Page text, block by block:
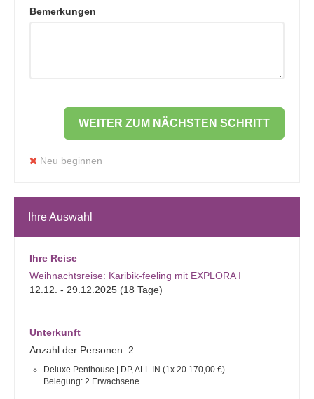
Bemerkungen
WEITER ZUM NÄCHSTEN SCHRITT
Neu beginnen
Ihre Auswahl
Ihre Reise
Weihnachtsreise: Karibik-feeling mit EXPLORA I
12.12. - 29.12.2025 (18 Tage)
Unterkunft
Anzahl der Personen: 2
Deluxe Penthouse | DP, ALL IN (1x 20.170,00 €)
Belegung: 2 Erwachsene